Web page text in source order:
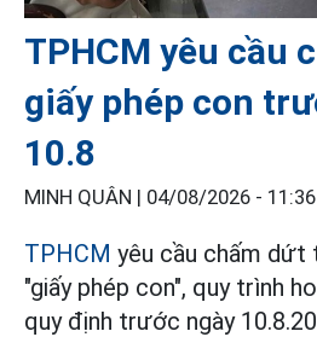
TPHCM yêu cầu
giấy phép con
10.8
MINH QUÂN | 04/08/2026 - 11:36
TPHCM yêu cầu chấm dứt
"giấy phép con", quy trình
quy định trước ngày